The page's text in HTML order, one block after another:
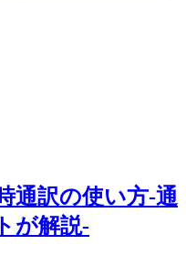
通訳の使い方-通
が解説-